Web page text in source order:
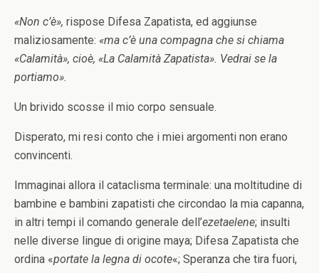
«Non c’è», rispose Difesa Zapatista, ed aggiunse
maliziosamente: «ma c’è una compagna che si chiama
«Calamità», cioè, «La Calamità Zapatista». Vedrai se la
portiamo».
Un brivido scosse il mio corpo sensuale.
Disperato, mi resi conto che i miei argomenti non erano
convincenti.
Immaginai allora il cataclisma terminale: una moltitudine di
bambine e bambini zapatisti che circondao la mia capanna,
in altri tempi il comando generale dell’ezetaelene; insulti
nelle diverse lingue di origine maya; Difesa Zapatista che
ordina «portate la legna di ocote«; Speranza che tira fuori,